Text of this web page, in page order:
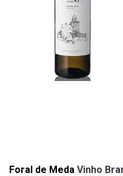
Foral de Meda Vinho